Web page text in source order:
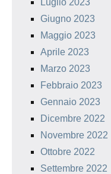
Giugno 2023
Maggio 2023
Aprile 2023
Marzo 2023
Febbraio 2023
Gennaio 2023
Dicembre 2022
Novembre 2022
Ottobre 2022
Settembre 2022